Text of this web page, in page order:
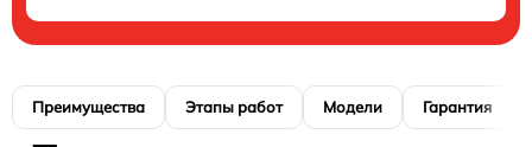
Преимущества Этапы работ Модели Гарантия